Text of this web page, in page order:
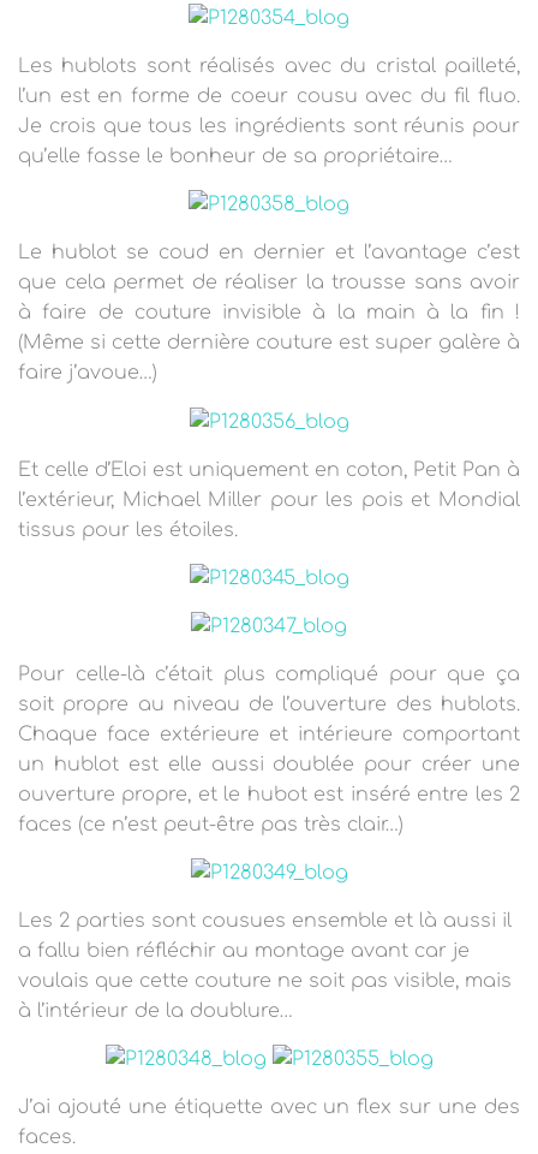
Les hublots sont réalisés avec du cristal pailleté,
l’un est en forme de coeur cousu avec du fil fluo.
Je crois que tous les ingrédients sont réunis pour
qu’elle fasse le bonheur de sa propriétaire…
Le hublot se coud en dernier et l’avantage c’est
que cela permet de réaliser la trousse sans avoir
à faire de couture invisible à la main à la fin !
(Même si cette dernière couture est super galère à
faire j’avoue…)
Et celle d’Eloi est uniquement en coton, Petit Pan à
l’extérieur, Michael Miller pour les pois et Mondial
tissus pour les étoiles.
Pour celle-là c’était plus compliqué pour que ça
soit propre au niveau de l’ouverture des hublots.
Chaque face extérieure et intérieure comportant
un hublot est elle aussi doublée pour créer une
ouverture propre, et le hubot est inséré entre les 2
faces (ce n’est peut-être pas très clair…)
Les 2 parties sont cousues ensemble et là aussi il
a fallu bien réfléchir au montage avant car je
voulais que cette couture ne soit pas visible, mais
à l’intérieur de la doublure…
J’ai ajouté une étiquette avec un flex sur une des
faces.